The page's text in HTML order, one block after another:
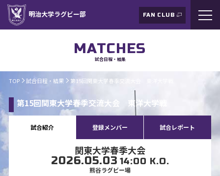
明治大学ラグビー部 FAN CLUB
MATCHES
試合日程・結果
TOP 試合日程・結果 第15回関東大学春季交流大会 東洋大学戦
第15回関東大学春季交流大会 東洋大学戦
試合紹介 登録メンバー 試合レポート
関東大学春季大会
2026.05.03 14:00 K.O.
熊谷ラグビー場